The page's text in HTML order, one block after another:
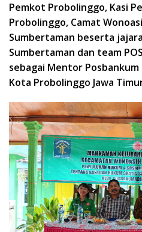
Pemkot Probolinggo, Kasi
Probolinggo, Camat
Sumbertaman beserta
Sumbertaman dan team
sebagai Mentor
Kota Probolinggo Jawa